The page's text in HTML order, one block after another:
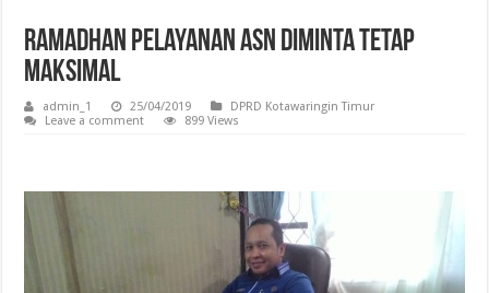
Ramadhan Pelayanan ASN Diminta Tetap
Maksimal
admin_1 25/04/2019
DPRD Kotawaringin Timur
Leave a comment
899 Views